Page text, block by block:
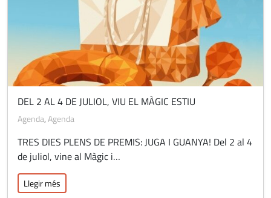
DEL 2 AL 4 DE JULIOL, VIU EL MÀGIC ESTIU
Agenda,Agenda
TRES DIES PLENS DE PREMIS: JUGA I GUANYA! Del 2 al 4
de juliol, vine al Màgic i…
Llegir més